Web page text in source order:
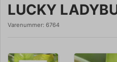
LUCKY
Varenummer: 6764